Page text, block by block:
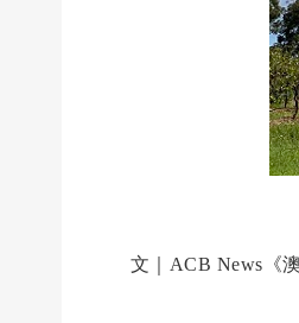
文｜ACB News《